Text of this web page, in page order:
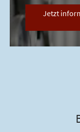
Jetzt